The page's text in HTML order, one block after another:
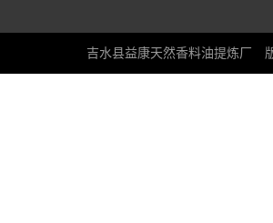
吉水县益康天然香料油提炼厂